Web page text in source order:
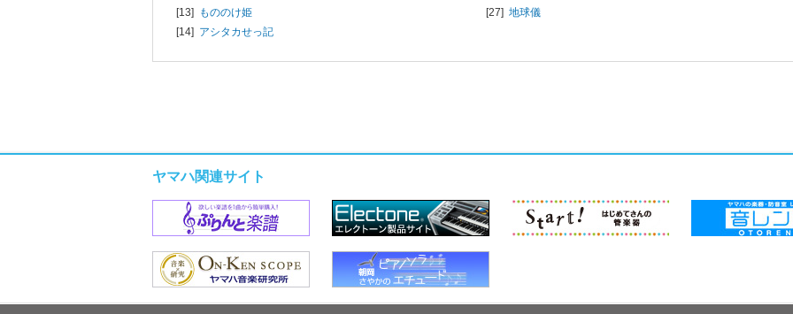
[13] もののけ姫
[14] アシタカせっ記
[27] 地球儀
ヤマハ関連サイト